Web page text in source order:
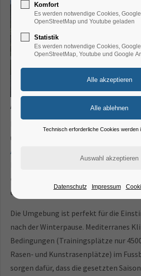
Ab ins Trainingslager
unsere Vereine das im August 2016 neu
Amarin
Fußballtrainingslager aufgenommen.
einer Bucht und ist nur ein paar
entfernt und bietet seinen Gästen 280
Die Umgebung ist perfekt für die
nach der Winterpause. Mediterranes
Bedingungen (Trainingsplätze nur
Rasen- und Kunstrasenplätze) im
sorgen dafür, dass die gesetzten
Komfort
Es werden notwendige Cookies,
OpenStreetMap und Youtube geladen
Statistik
Es werden notwendige Cookies,
OpenStreetMap, Youtube und Google
Technisch erforderliche Cookies werden
Datenschutz Impressum